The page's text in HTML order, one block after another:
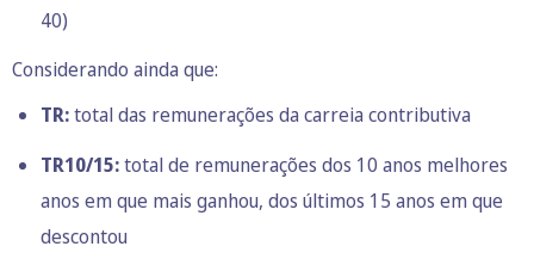
40)
Considerando ainda que:
TR:total das remunerações da carreia contributiva
TR10/15:total de remunerações dos 10 anos melhores
anos em que mais ganhou, dos últimos 15 anos em que
descontou